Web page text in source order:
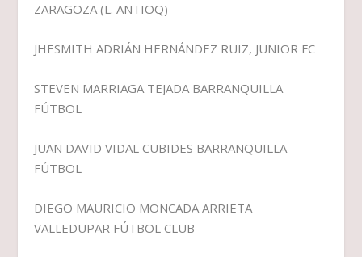
ZARAGOZA (L. ANTIOQ)
JHESMITH ADRIÁN HERNÁNDEZ RUIZ, JUNIOR FC
STEVEN MARRIAGA TEJADA BARRANQUILLA
FÚTBOL
JUAN DAVID VIDAL CUBIDES BARRANQUILLA
FÚTBOL
DIEGO MAURICIO MONCADA ARRIETA
VALLEDUPAR FÚTBOL CLUB